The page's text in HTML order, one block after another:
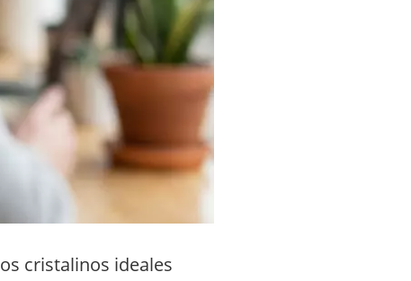
cristalinos ideales